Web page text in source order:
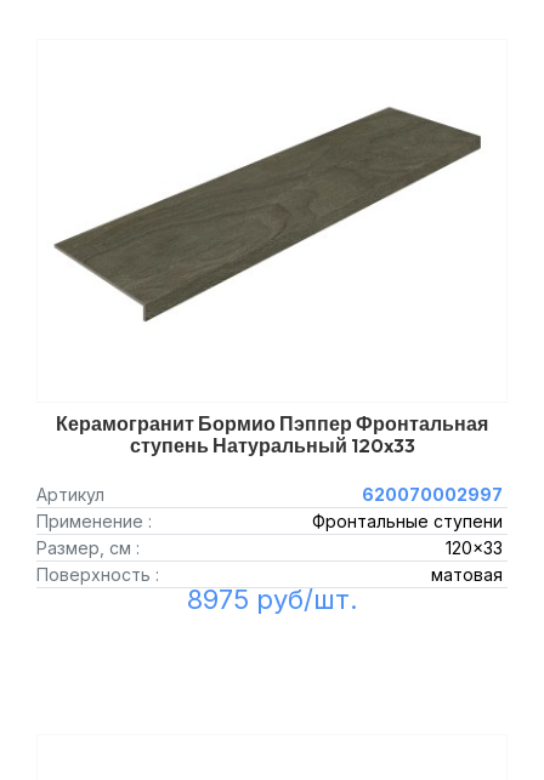
Керамогранит Бормио Пэппер Фронтальная
ступень Натуральный 120x33
Артикул
620070002997
Применение :
Фронтальные ступени
Размер, см :
120x33
Поверхность :
матовая
8975 руб/шт.